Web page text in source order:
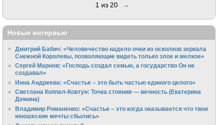
1 из 20 →
Новые интервью
Дмитрий Бабич: «Человечество надело очки из осколков зеркала
Снежной Королевы, позволяющие видеть только злое и мелкое»
Сергей Марнов: «Господь создал семью, а государство Он не
создавал»
Инна Андреева: «Счастье – это быть частью единого целого»
Светлана Коппел-Ковтун: Точка стояния — вечность (Екатерина
Демина)
Владимир Романенко: «Счастье – это когда оказывается что твои
юношеские мечты сбылись»